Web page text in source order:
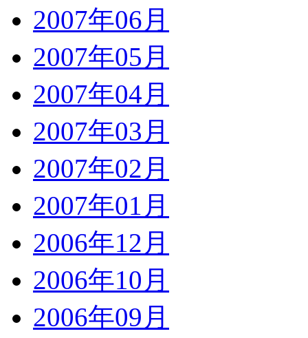
2007年06月
2007年05月
2007年04月
2007年03月
2007年02月
2007年01月
2006年12月
2006年10月
2006年09月